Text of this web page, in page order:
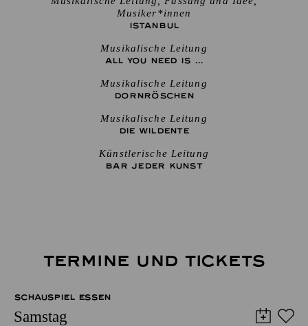
Musiker*innen
ISTANBUL
Musikalische Leitung
ALL YOU NEED IS ...
Musikalische Leitung
DORNRÖSCHEN
Musikalische Leitung
DIE WILDENTE
Künstlerische Leitung
BAR JEDER KUNST
TERMINE UND TICKETS
SCHAUSPIEL ESSEN
Samstag